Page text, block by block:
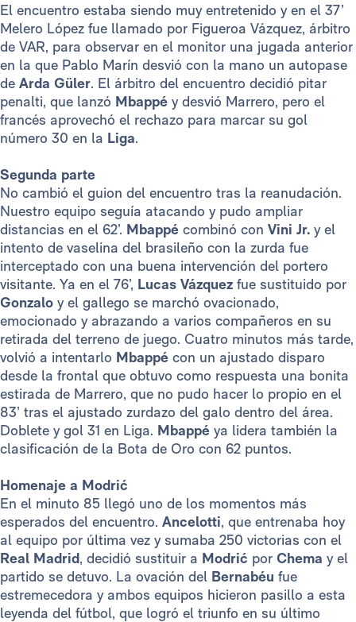
El encuentro estaba siendo muy entretenido y en el 37’
Melero López fue llamado por Figueroa Vázquez, árbitro
de VAR, para observar en el monitor una jugada anterior
en la que Pablo Marín desvió con la mano un autopase
de Arda Güler. El árbitro del encuentro decidió pitar
penalti, que lanzó Mbappé y desvió Marrero, pero el
francés aprovechó el rechazo para marcar su gol
número 30 en la Liga.
Segunda parte
No cambió el guion del encuentro tras la reanudación.
Nuestro equipo seguía atacando y pudo ampliar
distancias en el 62’. Mbappé combinó con Vini Jr. y el
intento de vaselina del brasileño con la zurda fue
interceptado con una buena intervención del portero
visitante. Ya en el 76’, Lucas Vázquez fue sustituido por
Gonzalo y el gallego se marchó ovacionado,
emocionado y abrazando a varios compañeros en su
retirada del terreno de juego. Cuatro minutos más tarde,
volvió a intentarlo Mbappé con un ajustado disparo
desde la frontal que obtuvo como respuesta una bonita
estirada de Marrero, que no pudo hacer lo propio en el
83’ tras el ajustado zurdazo del galo dentro del área.
Doblete y gol 31 en Liga. Mbappé ya lidera también la
clasificación de la Bota de Oro con 62 puntos.
Homenaje a Modrić
En el minuto 85 llegó uno de los momentos más
esperados del encuentro. Ancelotti, que entrenaba hoy
al equipo por última vez y sumaba 250 victorias con el
Real Madrid, decidió sustituir a Modrić por Chema y el
partido se detuvo. La ovación del Bernabéu fue
estremecedora y ambos equipos hicieron pasillo a esta
leyenda del fútbol, que logró el triunfo en su último